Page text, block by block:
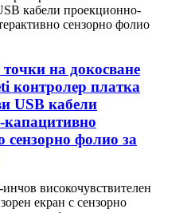
на докосване
контролер платка
USB кабели
сензорно фолио за